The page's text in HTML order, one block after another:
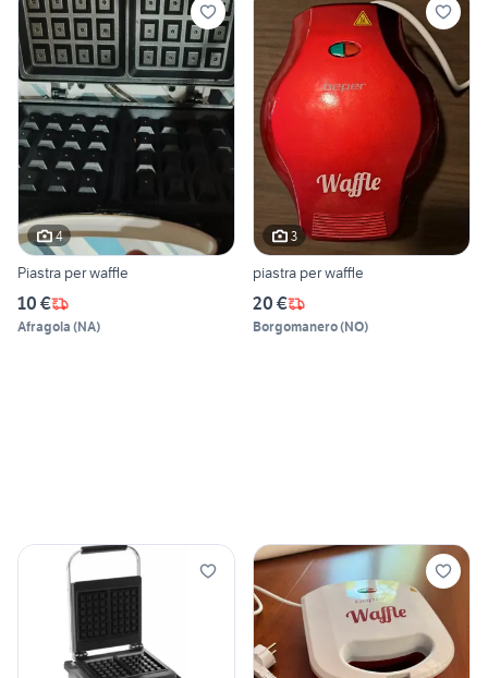
4
Piastra per waffle
10 €
Afragola (NA)
3
piastra per waffle
20 €
Borgomanero(NO)